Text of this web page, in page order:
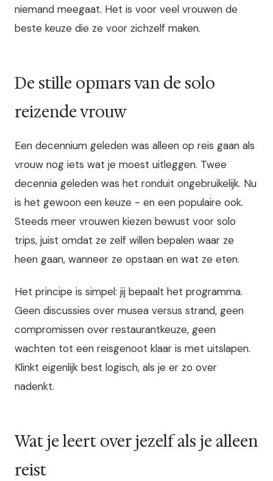
niemand meegaat. Het is voor veel vrouwen de
beste keuze die ze voor zichzelf maken.
De stille opmars van de solo
reizende vrouw
Een decennium geleden was alleen op reis gaan als
vrouw nog iets wat je moest uitleggen. Twee
decennia geleden was het ronduit ongebruikelijk. Nu
is het gewoon een keuze - en een populaire ook.
Steeds meer vrouwen kiezen bewust voor solo
trips, juist omdat ze zelf willen bepalen waar ze
heen gaan, wanneer ze opstaan en wat ze eten.
Het principe is simpel: jij bepaalt het programma.
Geen discussies over musea versus strand, geen
compromissen over restaurantkeuze, geen
wachten tot een reisgenoot klaar is met uitslapen.
Klinkt eigenlijk best logisch, als je er zo over
nadenkt.
Wat je leert over jezelf als je alleen
reist